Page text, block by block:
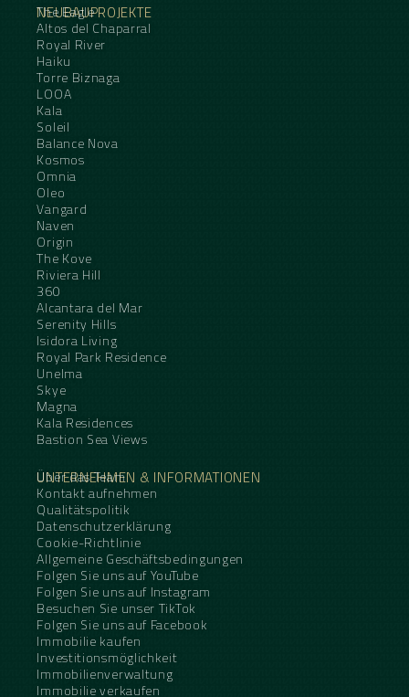
NEUBAUPROJEKTE
The Eagle
Altos del Chaparral
Royal River
Haiku
Torre Biznaga
LOOA
Kala
Soleil
Balance Nova
Kosmos
Omnia
Oleo
Vangard
Naven
Origin
The Kove
Riviera Hill
360
Alcantara del Mar
Serenity Hills
Isidora Living
Royal Park Residence
Unelma
Skye
Magna
Kala Residences
Bastion Sea Views
UNTERNEHMEN & INFORMATIONEN
Über das Team
Kontakt aufnehmen
Qualitätspolitik
Datenschutzerklärung
Cookie-Richtlinie
Allgemeine Geschäftsbedingungen
Folgen Sie uns auf YouTube
Folgen Sie uns auf Instagram
Besuchen Sie unser TikTok
Folgen Sie uns auf Facebook
Immobilie kaufen
Investitionsmöglichkeit
Immobilienverwaltung
Immobilie verkaufen